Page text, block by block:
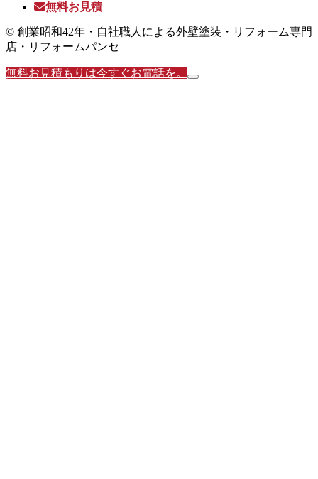
無料お見積
© 創業昭和42年・自社職人による外壁塗装・リフォーム専門
店・リフォームパンセ
無料お見積もりは今すぐお電話を。